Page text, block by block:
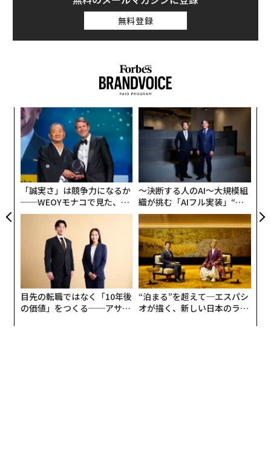
翻訳・編集＝安藤清香
無料登録
「誠実さ」は競争力になるか
──WEOYモナコで見た、く
ら寿司の経営哲学
〜決断する人のAI〜大規模組
織が挑む「AIフル実装」“使
う”企業から“動く”企業へ【N
TTドコモビジネス×PwC】
目先の転職ではなく「10年後
の価値」をつくる──アサイ
“泊まる”を超えて─エスパシ
オが描く、新しい日本のラグ